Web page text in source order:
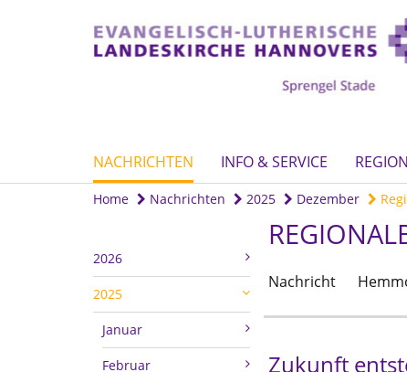
NACHRICHTEN INFO & SERVICE
Home Nachrichten 2025 Dezember
2026
2025
Januar
Februar
Nachricht
Zukunft